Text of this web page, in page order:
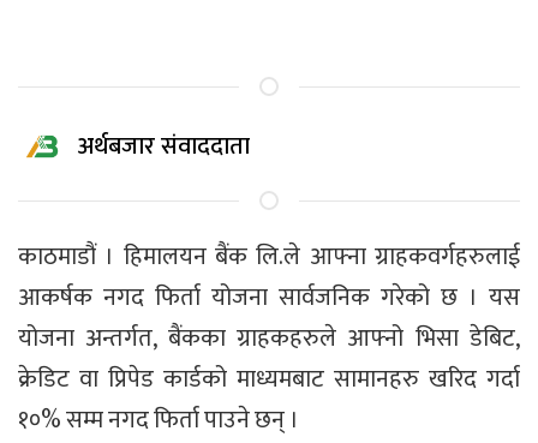
अर्थबजार संवाददाता
काठमाडौं । हिमालयन बैंक लि.ले आफ्ना ग्राहकवर्गहरुलाई
आकर्षक नगद फिर्ता योजना सार्वजनिक गरेको छ । यस
योजना अन्तर्गत, बैंकका ग्राहकहरुले आफ्नो भिसा डेबिट,
क्रेडिट वा प्रिपेड कार्डको माध्यमबाट सामानहरु खरिद गर्दा
१०% सम्म नगद फिर्ता पाउने छन् ।